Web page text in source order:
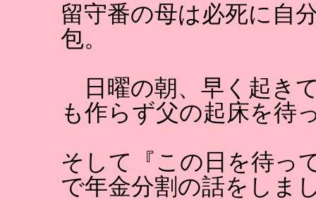
留守番の母は必死に自
包。
日曜の朝、早く起き
も作らず父の起床を待
そして『この日を待っ
で年金分割の話をしま